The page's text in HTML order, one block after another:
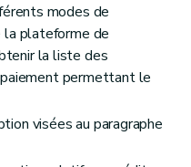
modes de
la plateforme de
la liste des
permettant le
visées au paragraphe